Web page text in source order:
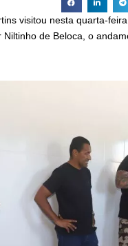
visitou nesta quarta-
de Beloca, o